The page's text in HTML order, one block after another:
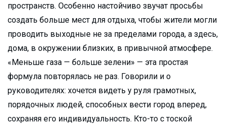
пространств. Особенно настойчиво звучат просьбы
создать больше мест для отдыха, чтобы жители могли
проводить выходные не за пределами города, а здесь,
дома, в окружении близких, в привычной атмосфере.
«Меньше газа — больше зелени» — эта простая
формула повторялась не раз. Говорили и о
руководителях: хочется видеть у руля грамотных,
порядочных людей, способных вести город вперед,
сохраняя его индивидуальность. Кто-то с тоской